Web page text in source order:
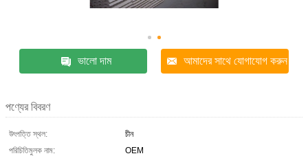
ভালো দাম আমাদের সাথে যোগাযোগ করুন
পণ্যের বিবরণ
উৎপত্তি স্থল:
চীন
পরিচিতিমুলক নাম:
OEM